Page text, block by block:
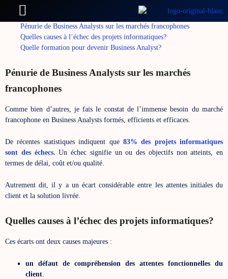
(temps de lecture moyen : 1 min)
Pénurie de Business Analysts sur les marchés francophones
Quelles causes à l’échec des projets informatiques?
Quelle formation pour devenir Business Analyst?
Pénurie de Business Analysts sur les marchés
francophones
Comme bien d’autres, je fais le constat de l’immense besoin du marché
francophone en Business Analysts formés, efficients et efficaces.
De récentes statistiques indiquent que 83% des projets informatiques
sont des échecs.Un échec signifie un ou des objectifs non atteints, en
termes de délai, coût et/ou qualité.
Autrement dit, il y a un écart considérable entre les attentes initiales du
client et la solution livrée.
Quelles causes à l’échec des projets informatiques?
Ces écarts ont deux causes majeures :
un défaut de compréhension des attentes fonctionnelles du
client.